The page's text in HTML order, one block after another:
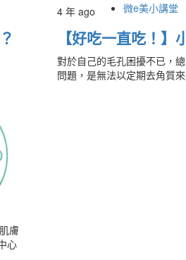
4 年 ago 微e美小講堂
【好吃一直吃！
對於自己的毛孔困擾不已，
問題，是無法以定期去角質
膚
心